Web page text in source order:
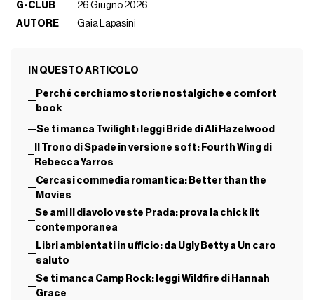
G-CLUB
26 Giugno 2026
AUTORE
Gaia Lapasini
IN QUESTO ARTICOLO
Perché cerchiamo storie nostalgiche e comfort
book
Se ti manca Twilight: leggi Bride di Ali Hazelwood
Il Trono di Spade in versione soft: Fourth Wing di
Rebecca Yarros
Cercasi commedia romantica: Better than the
Movies
Se ami Il diavolo veste Prada: prova la chick lit
contemporanea
Libri ambientati in ufficio: da Ugly Betty a Un caro
saluto
Se ti manca Camp Rock: leggi Wildfire di Hannah
Grace